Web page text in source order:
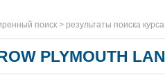
поиск > результаты поиска курса
PLYMOUTH